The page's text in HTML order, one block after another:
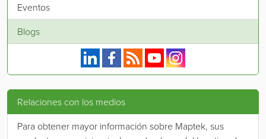
Eventos
Blogs
Maptek en Linkedin.
Maptek en Facebook.
Fuente RSS de Maptek.
Maptek en YouTube.
Maptek en Instagram.
Relaciones con los medios
Para obtener mayor información sobre Maptek, sus